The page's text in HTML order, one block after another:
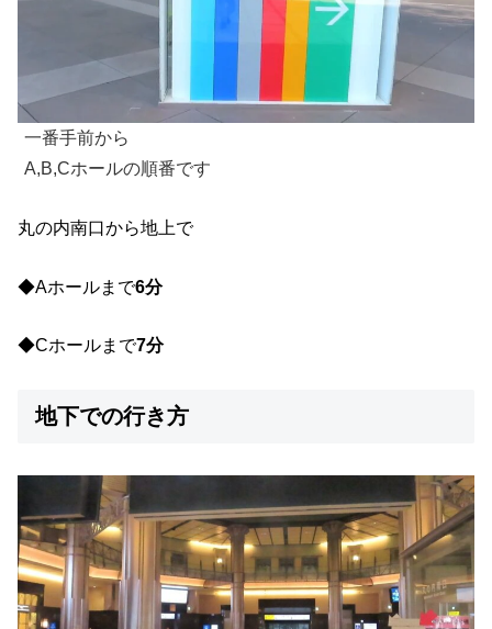
一番手前から
A,B,Cホールの順番です
丸の内南口から地上で
◆Aホールまで6分
◆Cホールまで7分
地下での行き方